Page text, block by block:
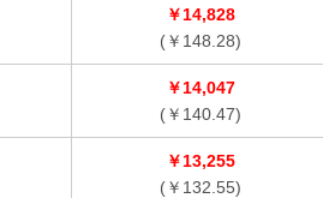
￥14,828
(￥148.28)
￥14,047
(￥140.47)
￥13,255
(￥132.55)